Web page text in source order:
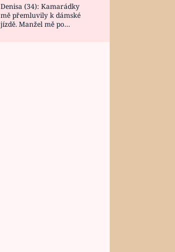
Denisa (34): Kamarádky
mě přemluvily k dámské
jízdě. Manžel mě po